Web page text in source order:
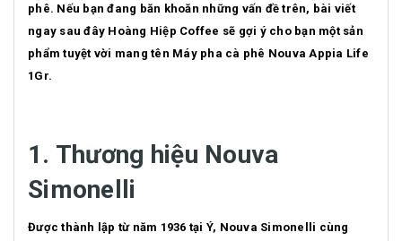
phê. Nếu bạn đang băn khoăn những vấn đề trên, bài viết
ngay sau đây Hoàng Hiệp Coffee sẽ gợi ý cho bạn một sản
phẩm tuyệt vời mang tên Máy pha cà phê Nouva Appia Life
1Gr.
1. Thương hiệu Nouva
Simonelli
Được thành lập từ năm 1936 tại Ý, Nouva Simonelli cùng